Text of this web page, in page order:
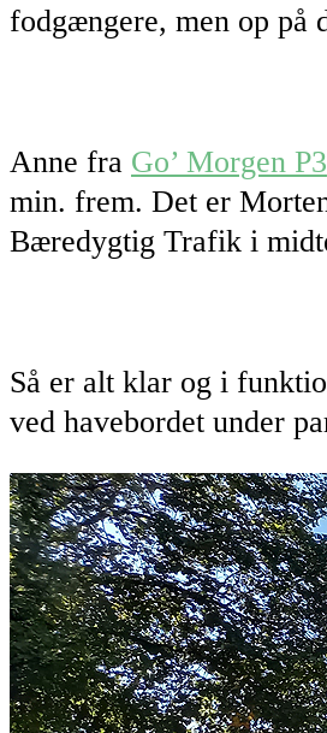
fodgængere, men op på
Anne fra Go’ Morgen P3
min. frem. Det er
Bæredygtig Trafik i
Så er alt klar og i
ved havebordet under